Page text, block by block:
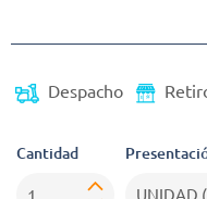
Despacho
Cantidad